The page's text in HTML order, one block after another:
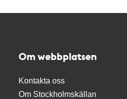
Om webbplatsen
Kontakta oss
Om Stockholmskällan